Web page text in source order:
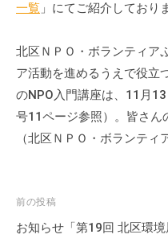
一覧 」にてご紹介しており
北区ＮＰＯ・ボランティア
ア活動を進めるうえで役立
のNPO入門講座は、11月
号11ページ参照）。皆さん
（北区ＮＰＯ・ボランティ
投
稿
前の投稿
お知らせ「第19回 北区環境